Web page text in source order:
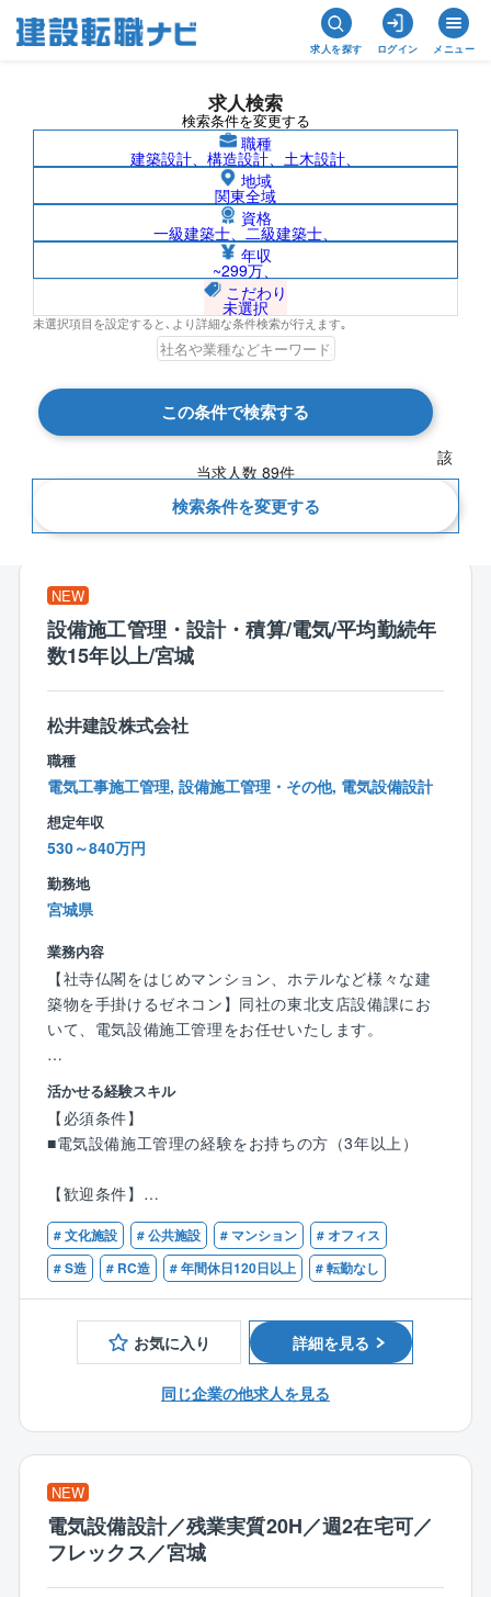
求人を探す ログイン メニュー
求人検索
検索条件を変更する
職種
建築設計、構造設計、土木設計、
地域
関東全域
資格
一級建築士、二級建築士、
年収
~299万、
こだわり
未選択
未選択項目を設定すると､より詳細な条件検索が行えます｡
この条件で検索する
該
当求人数 89件
検索条件を変更する
1級電気工事施工管理技士/宮城県の求人検
索結果一覧
新着順
NEW
設備施工管理・設計・積算/電気/平均勤続年
数15年以上/宮城
松井建設株式会社
職種
電気工事施工管理, 設備施工管理・その他, 電気設備設計
想定年収
530～840万円
勤務地
宮城県
業務内容
【社寺仏閣をはじめマンション、ホテルなど様々な建
築物を手掛けるゼネコン】同社の東北支店設備課にお
いて、電気設備施工管理をお任せいたします。
【業務内容】
◇ 担当業務：設備課における電気設備の施工管理（設
備業務、見積もり作成、進捗確認、定例打ち合わせへ
の参加など）。
ィスビルなどに加え、社寺建築を担当する機会もあ
り。
◇ 勤務スタイル：支店ビル内に自席があり、施工管理
を担当する場合も現場常駐ではない。
【ポジションの魅力・キャリアステップ】
◇ 一貫したモノづくり：計画段階からお客様と関わり
自社で施工まで請け負うため、自分の仕事が形になる
のを最後まで見届けられる。
◇ ゼネコンならではの体制：設計部署だけでなく、施
工部門と設備部門が連携して作業を進めるダイナミズ
ムがある。
◇ スキルアップ：工法や用途が異なる多種多様な建物
に携わり経験を積むことで、ハイブリッドな人材へと
成長できる環境。
活かせる経験スキル
【必須条件】
■電気設備施工管理の経験をお持ちの方（3年以上）
【歓迎条件】
■1級電気工事施工管理技士の資格をお持ちの方
# 文化施設 # 公共施設 # マンション
# オフィス
# S造
# RC造 # 年間休日120日以上 # 転勤なし
お気に入り 詳細を見る
同じ企業の他求人を見る
NEW
電気設備設計／残業実質20H／週2在宅可／
フレックス／宮城